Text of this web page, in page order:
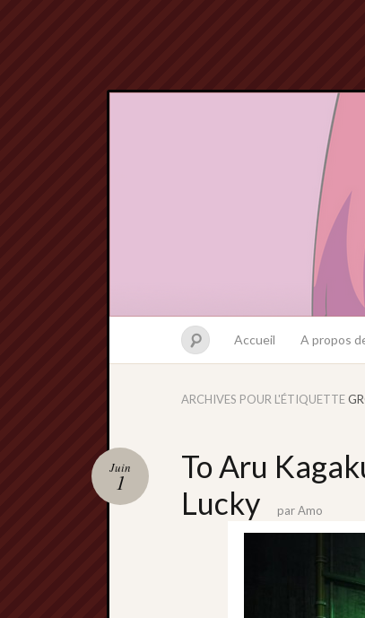
Accueil A propos
ARCHIVES POUR L'ÉTIQUETTE
To Aru
Lucky
Juin
1
parAmo